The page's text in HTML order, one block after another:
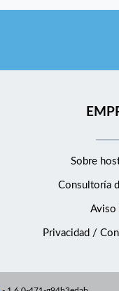
Sobre
Consultoría
Aviso
Privacidad /